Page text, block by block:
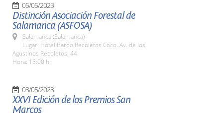
05/05/2023
Distinción Asociación Forestal de
Salamanca (ASFOSA)
Salamanca (Salamanca)
Lugar: Hotel Bardo Recoletos Coco. Av. de los
Agustinos Recoletos, 44
Hora: 13:00 h.
03/05/2023
XXVI Edición de los Premios San
Marcos